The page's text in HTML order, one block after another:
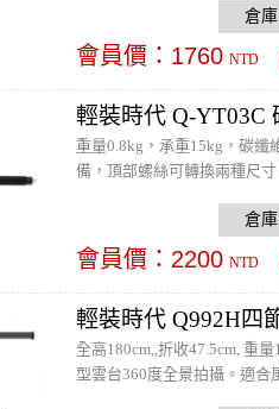
會員價： 1760 NTD
輕裝時代 Q-YT03C
重量0.8kg，承重15kg，碳纖
備，頂部螺絲可轉換兩種尺
會員價： 2200 NTD
輕裝時代 Q992H四
全高180cm,,折收47.5cm, 重
型雲台360度全景拍攝。適合